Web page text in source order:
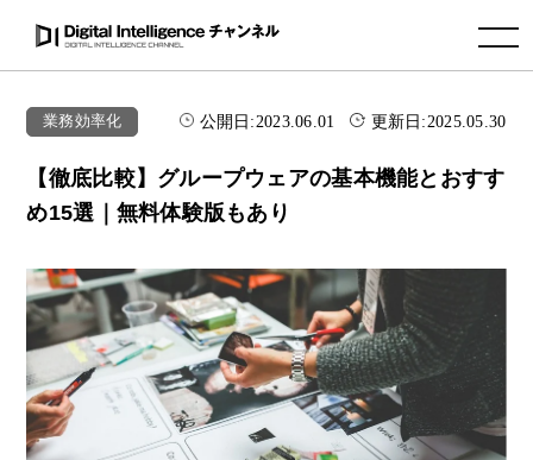
toggle navigation
業務効率化 公開日:2023.06.01 更新日:2025.05.30
【徹底比較】グループウェアの基本機能とおすす
め15選｜無料体験版もあり